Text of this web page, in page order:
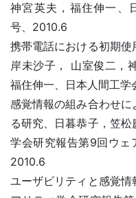
神宮英夫，福住伸一
号、2010.6
携帯電話における初期
岸未沙子， 山室俊二，
福住伸一、日本人間工
感覚情報の組み合わせ
る研究、日暮恭子，笠
学会研究報告第9回ウェ
2010.6
ユーザビリティと感覚情